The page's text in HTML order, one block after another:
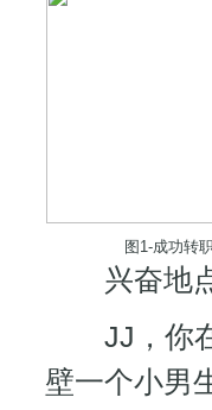
图1-成功转
兴奋地
JJ，你在
壁一个小男